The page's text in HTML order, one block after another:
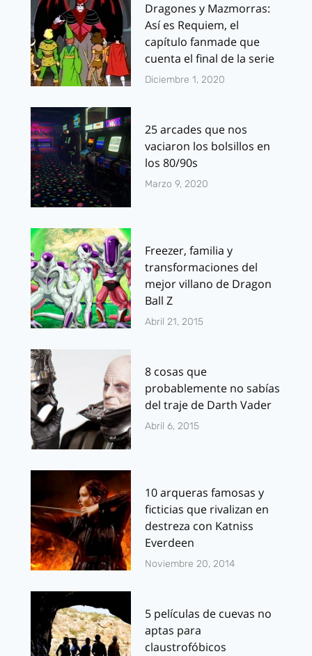
Dragones y Mazmorras:
Así es Requiem, el
capítulo fanmade que
cuenta el final de la serie
Diciembre 1, 2020
25 arcades que nos
vaciaron los bolsillos en
los 80/90s
Marzo 9, 2020
Freezer, familia y
transformaciones del
mejor villano de Dragon
Ball Z
Abril 21, 2015
8 cosas que
probablemente no sabías
del traje de Darth Vader
Abril 6, 2015
10 arqueras famosas y
ficticias que rivalizan en
destreza con Katniss
Everdeen
Noviembre 20, 2014
5 películas de cuevas no
aptas para
claustrofóbicos